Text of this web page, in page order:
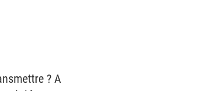
? A